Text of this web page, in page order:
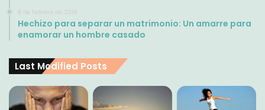
8 de febrero de 2016
Hechizo para separar un matrimonio: Un amarre para
enamorar un hombre casado
Last Modified Posts